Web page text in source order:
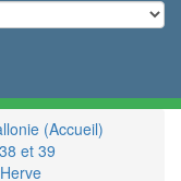
(Accueil)
et 39